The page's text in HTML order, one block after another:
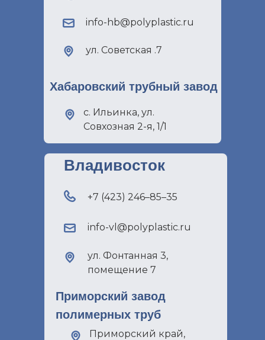
ул. Советская .7
info-hb@polyplastic.ru
Владивосток
ул. Фонтанная 3,
помещение 7
+7 (423) 246–85–35
info-vl@polyplastic.ru
Хабаровский трубный завод
с. Ильинка, ул.
Совхозная 2-я, 1/1
Приморский завод
полимерных труб
Приморский край,